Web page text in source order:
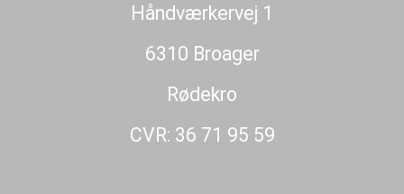
Håndværkervej 1
6310 Broager
Rødekro
CVR: 36 71 95 59